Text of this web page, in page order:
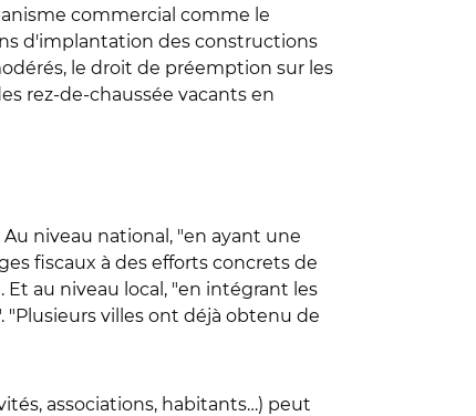
commercial comme le
d'implantation des constructions
le droit de préemption sur les
rez-de-chaussée vacants en
niveau national, "en ayant une
fiscaux à des efforts concrets de
au niveau local, "en intégrant les
"Plusieurs villes ont déjà obtenu de
associations, habitants…) peut